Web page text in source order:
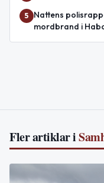
5
Nattens
mordbrand i
Fler artiklar i